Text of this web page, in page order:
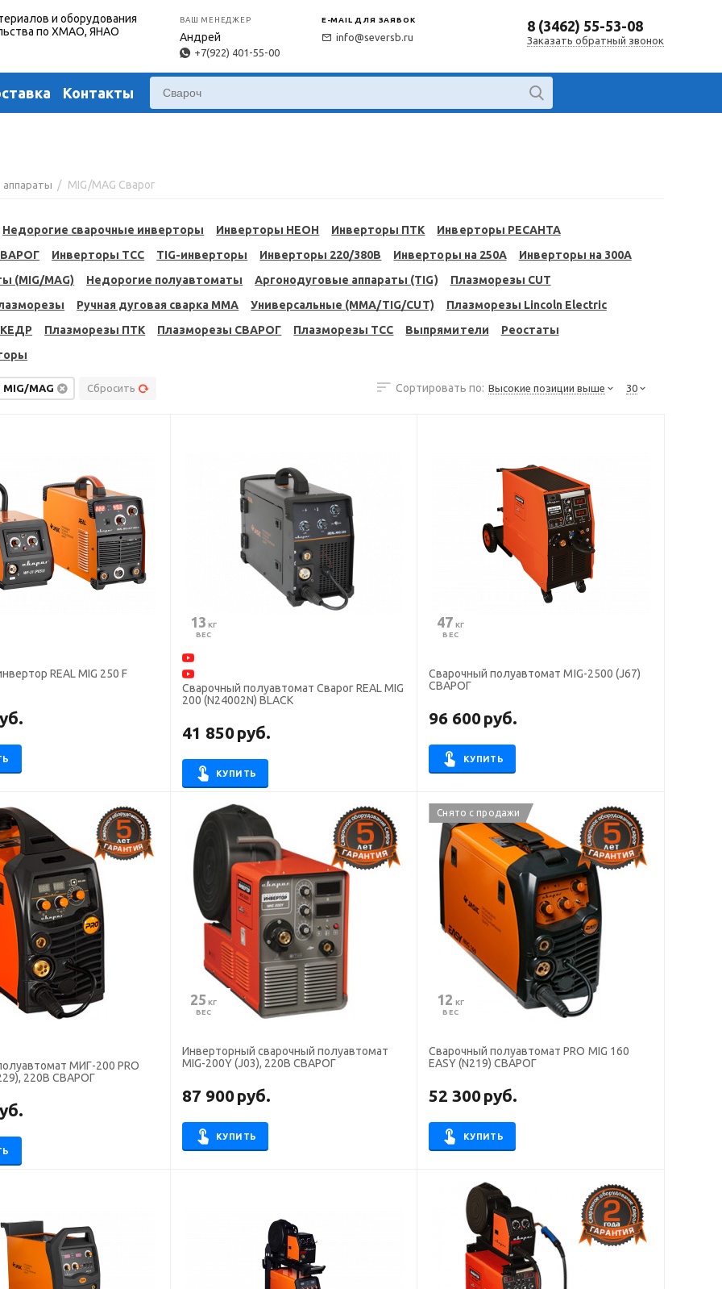
и оборудования
по ХМАО, ЯНАО
ВАШ МЕНЕДЖЕР
Андрей
+7(922) 401-55-00
E-MAIL ДЛЯ ЗАЯВОК
info@seversb.ru
8 (3462) 55-53-08
Заказать обратный звонок
Контакты
аппараты / MIG/MAG Сварог
Недорогие сварочные инверторы Инверторы НЕОН Инверторы ПТК
Инверторы РЕСАНТА
Инверторы ТСС TIG-инверторы Инверторы 220/380В Инверторы на 250A
Инверторы на 300A
(MIG/MAG)
Недорогие полуавтоматы Аргонодуговые аппараты (TIG)
Плазморезы CUT
Ручная дуговая сварка MMA Универсальные (MMA/TIG/CUT)
Плазморезы Lincoln Electric
Плазморезы ПТК Плазморезы СВАРОГ Плазморезы ТСС Выпрямители
Реостаты
MIG/MAG Сбросить Сортировать по: Высокие позиции выше 30
REAL MIG 250 F
13 КГ
ВЕС
Сварочный полуавтомат Сварог REAL MIG
200 (N24002N) BLACK
41 850руб.
КУПИТЬ
47 КГ
ВЕС
Сварочный полуавтомат MIG-2500 (J67)
СВАРОГ
96 600руб.
КУПИТЬ
МИГ-200 PRO
(N229), 220В СВАРОГ
25 КГ
ВЕС
Инверторный сварочный полуавтомат
MIG-200Y (J03), 220B СВАРОГ
87 900руб.
КУПИТЬ
Снято с продажи
12 КГ
ВЕС
Сварочный полуавтомат PRO MIG 160
EASY (N219) СВАРОГ
52 300руб.
КУПИТЬ